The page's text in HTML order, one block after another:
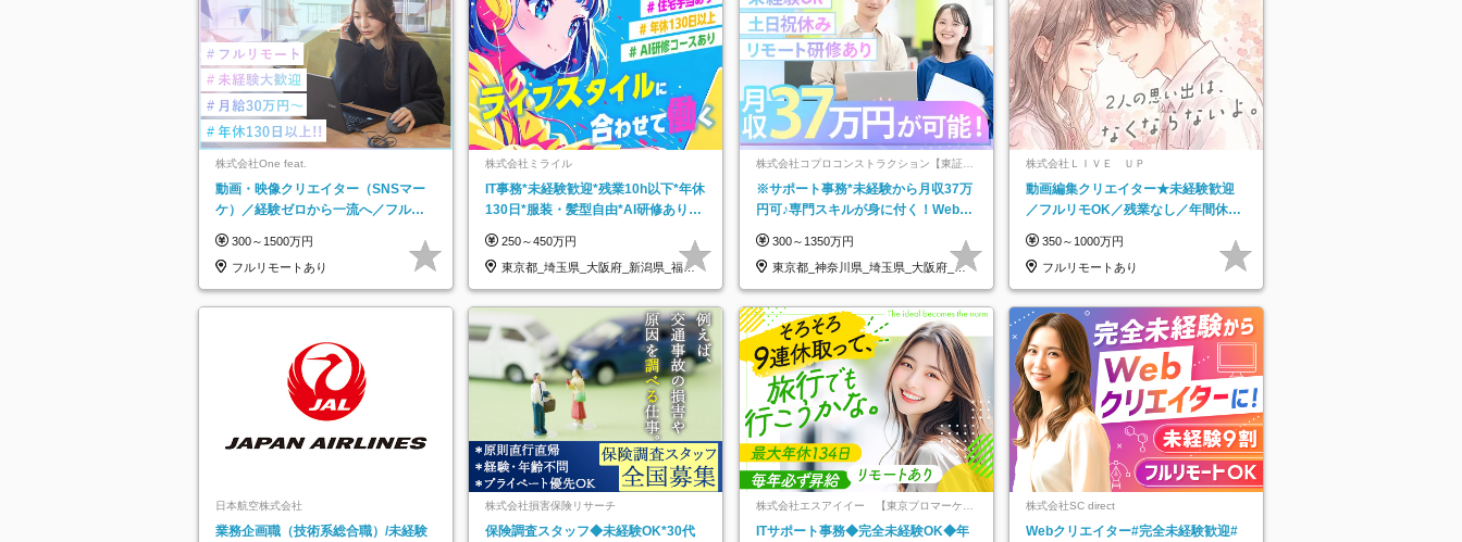
株式会社One feat.
動画・映像クリエイター（SNSマー
ケ）／経験ゼロから一流へ／フルリ
日以上
300～1500万円
フルリモートあり
株式会社ミライル
IT事務*未経験歓迎*残業10h以下*年休
130日*服装・髪型自由*AI研修あり*
250～450万円
東京都_埼玉県_大阪府_新潟県_福岡
県
株式会社コプロコンストラクション【東証プ
ライム上場コプロ・ホールディングス子会
社】
※サポート事務*未経験から月収37万
円可♪専門スキルが身に付く！Web面
300～1350万円
東京都_神奈川県_埼玉県_大阪府_愛
知県…
株式会社ＬＩＶＥ ＵＰ
動画編集クリエイター★未経験歓迎
／フルリモOK／残業なし／年間休日
実で安心
350～1000万円
フルリモートあり
日本航空株式会社
業務企画職（技術系総合職）/未経験
株式会社損害保険リサーチ
保険調査スタッフ◆未経験OK*30代
株式会社エスアイイー 【東京プロマーケッ
ITサポート事務◆完全未経験OK◆年
株式会社SC direct
Webクリエイター#完全未経験歓迎#